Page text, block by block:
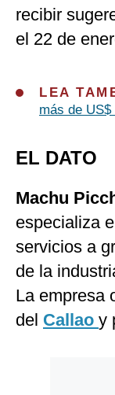
recibir
el 22 de
LEA
más de
EL DATO
Machu
especializa
servicios a
de la
La empresa
del Callao y